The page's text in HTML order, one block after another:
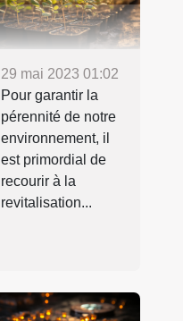
29 mai 2023 01:02
Pour garantir la
pérennité de notre
environnement, il
est primordial de
recourir à la
revitalisation...